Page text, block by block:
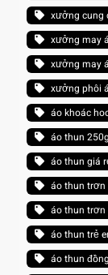
xưởng cung
xưởng may
xưởng may
xưởng phôi
áo khoác
áo thun
áo thun giá
áo thun trơn
áo thun trơn
áo thun trẻ
áo thun